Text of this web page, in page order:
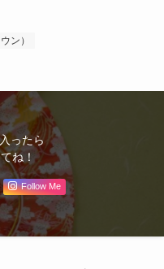
ン）
ったら
ね！
Follow Me